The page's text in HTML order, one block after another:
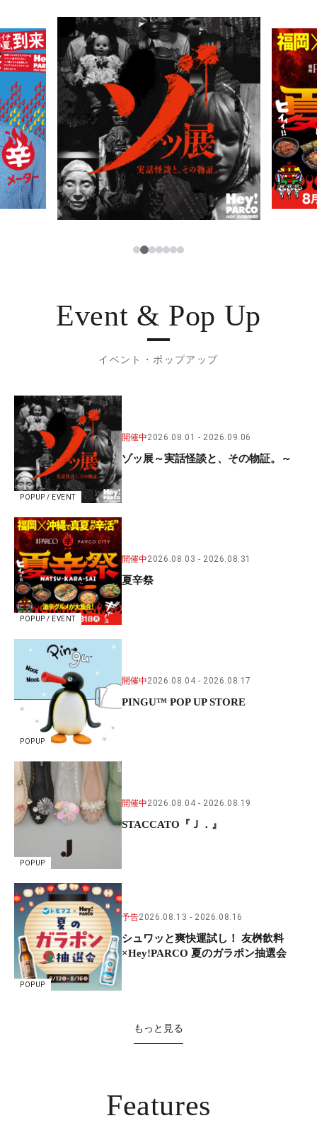
PARCOメンバーズ
123456
Event & Pop Up
イベント・ポップアップ
POPUP / EVENT
開催中2026.08.01 2026.09.06
ゾッ展～実話怪談と、その物証。～
POPUP / EVENT
開催中2026.08.03 2026.08.31
夏辛祭
POPUP
開催中2026.08.04 2026.08.17
PINGU™ POP UP STORE
POPUP
開催中2026.08.04 2026.08.19
STACCATO『Ｊ．』
POPUP
予告2026.08.13 2026.08.16
シュワッと爽快運試し！ 友桝飲料
×Hey!PARCO 夏のガラポン抽選会
もっと見る
Features